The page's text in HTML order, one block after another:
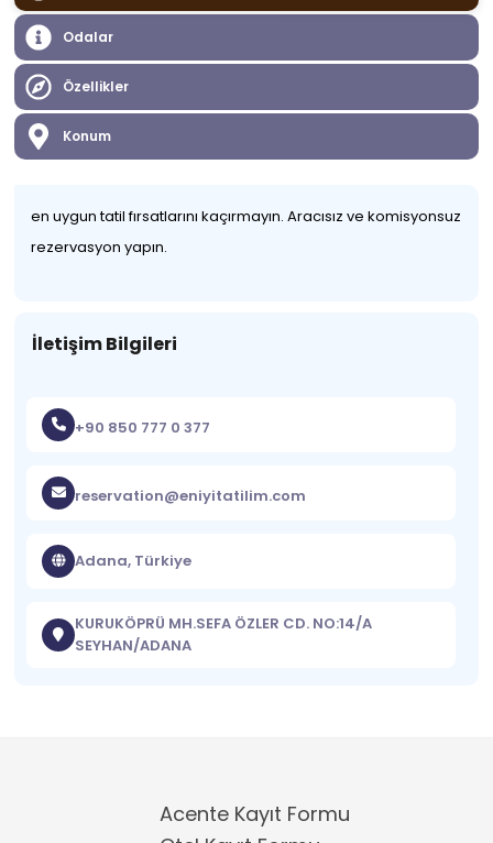
Odalar
Özellikler
Konum
en uygun tatil fırsatlarını kaçırmayın. Aracısız ve komisyonsuz
rezervasyon yapın.
İletişim Bilgileri
+90 850 777 0 377
reservation@eniyitatilim.com
Adana, Türkiye
KURUKÖPRÜ MH.SEFA ÖZLER CD. NO:14/A
SEYHAN/ADANA
Acente Kayıt Formu